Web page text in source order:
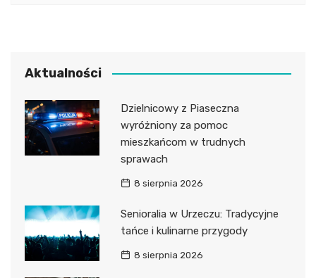
Aktualności
Dzielnicowy z Piaseczna
wyróżniony za pomoc
mieszkańcom w trudnych
sprawach
8 sierpnia 2026
Senioralia w Urzeczu: Tradycyjne
tańce i kulinarne przygody
8 sierpnia 2026